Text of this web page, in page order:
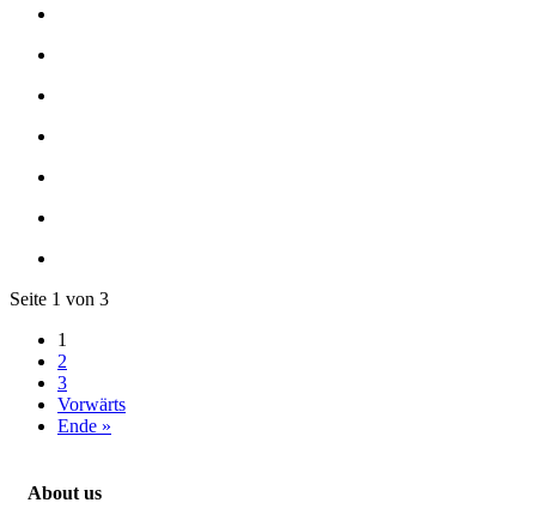
Seite 1 von 3
1
2
3
Vorwärts
Ende »
About us